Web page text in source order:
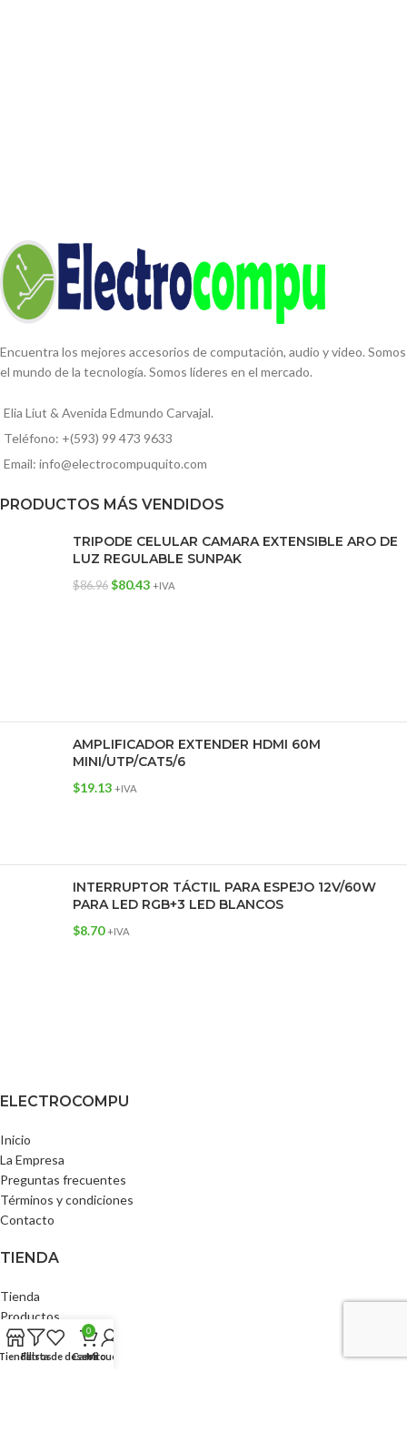
Encuentra los mejores accesorios de computación, audio y video. Somos
el mundo de la tecnología. Somos líderes en el mercado.
Elia Liut & Avenida Edmundo Carvajal.
Teléfono: +(593) 99 473 9633
Email: info@electrocompuquito.com
PRODUCTOS MÁS VENDIDOS
TRIPODE CELULAR CAMARA EXTENSIBLE ARO DE
LUZ REGULABLE SUNPAK
$86.96 $80.43 +IVA
AMPLIFICADOR EXTENDER HDMI 60M
MINI/UTP/CAT5/6
$19.13 +IVA
INTERRUPTOR TÁCTIL PARA ESPEJO 12V/60W
PARA LED RGB+3 LED BLANCOS
$8.70 +IVA
ELECTROCOMPU
Inicio
La Empresa
Preguntas frecuentes
Términos y condiciones
Contacto
TIENDA
Tienda
Productos
Ofertas
Carrito
Filtros
Lista de deseos
0
Carrito
Mi cuenta